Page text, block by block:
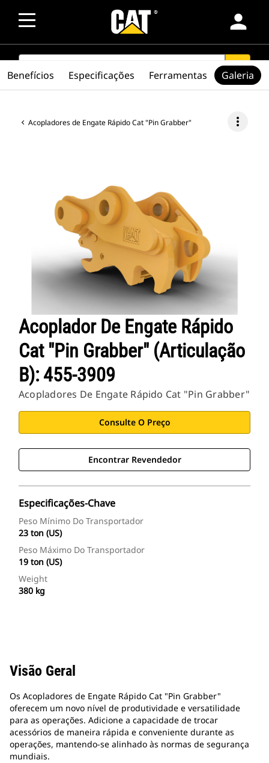
person
SEARCH search
Acopladores de Engate Rápido Cat "Pin Grabber" more_vert
Acoplador De Engate Rápido
Cat "Pin Grabber" (Articulação
B): 455-3909
Acopladores De Engate Rápido Cat "Pin Grabber"
Consulte O Preço
Encontrar Revendedor
Especificações-Chave
Peso Mínimo Do Transportador
23 ton (US)
Peso Máximo Do Transportador
19 ton (US)
Weight
380 kg
Benefícios Especificações Ferramentas Galeria
Visão Geral
Os Acopladores de Engate Rápido Cat "Pin Grabber"
oferecem um novo nível de produtividade e versatilidade
para as operações. Adicione a capacidade de trocar
acessórios de maneira rápida e conveniente durante as
operações, mantendo-se alinhado às normas de segurança
mundiais.